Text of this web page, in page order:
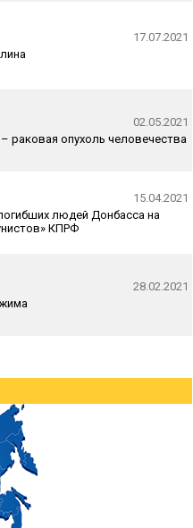
17.07.2021
02.05.2021
раковая опухоль человечества
15.04.2021
людей Донбасса на
КПРФ
28.02.2021